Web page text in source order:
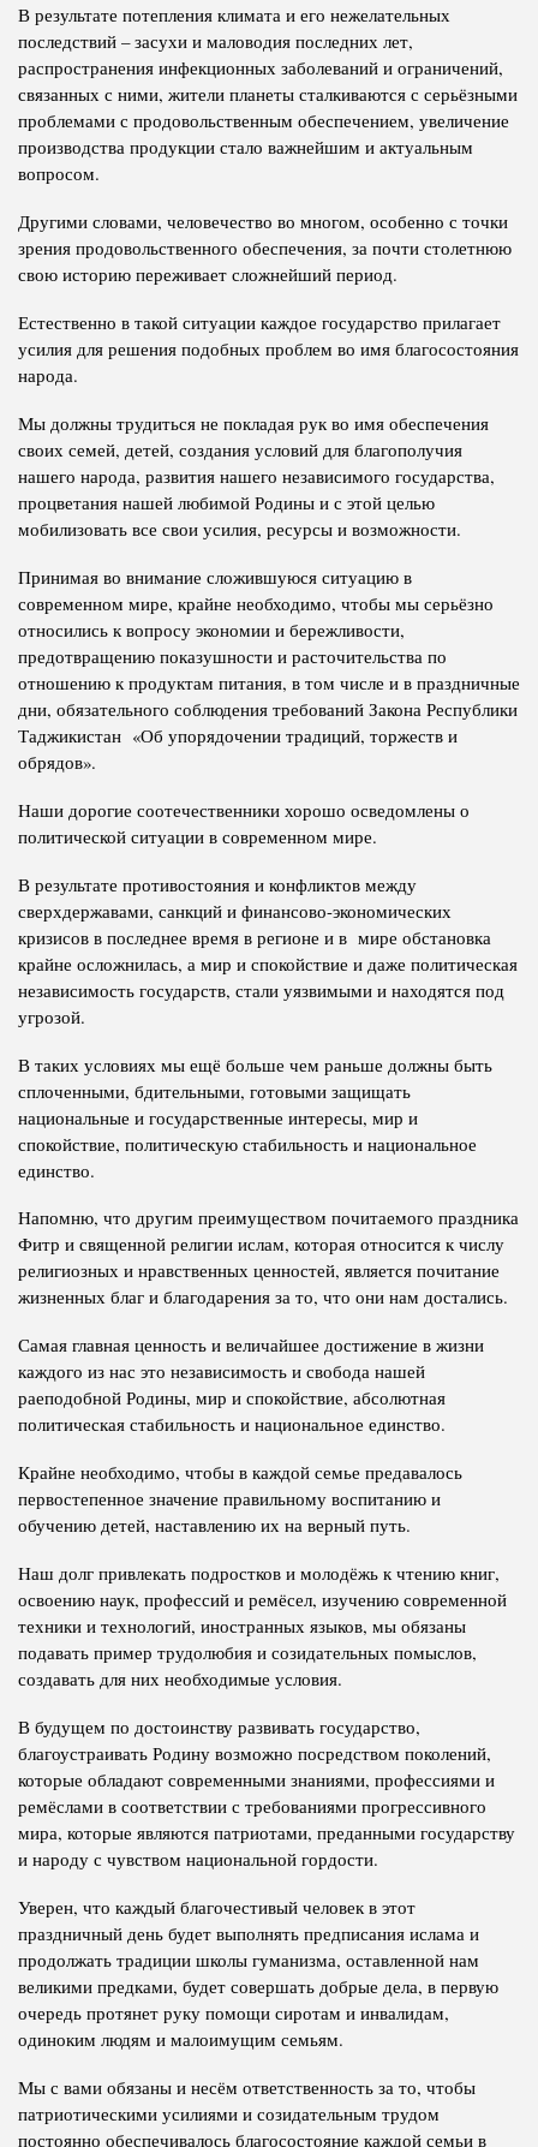
В результате потепления климата и его нежелательных
последствий – засухи и маловодия последних лет,
распространения инфекционных заболеваний и ограничений,
связанных с ними, жители планеты сталкиваются с серьёзными
проблемами с продовольственным обеспечением, увеличение
производства продукции стало важнейшим и актуальным
вопросом.
Другими словами, человечество во многом, особенно с точки
зрения продовольственного обеспечения, за почти столетнюю
свою историю переживает сложнейший период.
Естественно в такой ситуации каждое государство прилагает
усилия для решения подобных проблем во имя благосостояния
народа.
Мы должны трудиться не покладая рук во имя обеспечения
своих семей, детей, создания условий для благополучия
нашего народа, развития нашего независимого государства,
процветания нашей любимой Родины и с этой целью
мобилизовать все свои усилия, ресурсы и возможности.
Принимая во внимание сложившуюся ситуацию в
современном мире, крайне необходимо, чтобы мы серьёзно
относились к вопросу экономии и бережливости,
предотвращению показушности и расточительства по
отношению к продуктам питания, в том числе и в праздничные
дни, обязательного соблюдения требований Закона Республики
Таджикистан «Об упорядочении традиций, торжеств и
обрядов».
Наши дорогие соотечественники хорошо осведомлены о
политической ситуации в современном мире.
В результате противостояния и конфликтов между
сверхдержавами, санкций и финансово-экономических
кризисов в последнее время в регионе и в мире обстановка
крайне осложнилась, а мир и спокойствие и даже политическая
независимость государств, стали уязвимыми и находятся под
угрозой.
В таких условиях мы ещё больше чем раньше должны быть
сплоченными, бдительными, готовыми защищать
национальные и государственные интересы, мир и
спокойствие, политическую стабильность и национальное
единство.
Напомню, что другим преимуществом почитаемого праздника
Фитр и священной религии ислам, которая относится к числу
религиозных и нравственных ценностей, является почитание
жизненных благ и благодарения за то, что они нам достались.
Самая главная ценность и величайшее достижение в жизни
каждого из нас это независимость и свобода нашей
раеподобной Родины, мир и спокойствие, абсолютная
политическая стабильность и национальное единство.
Крайне необходимо, чтобы в каждой семье предавалось
первостепенное значение правильному воспитанию и
обучению детей, наставлению их на верный путь.
Наш долг привлекать подростков и молодёжь к чтению книг,
освоению наук, профессий и ремёсел, изучению современной
техники и технологий, иностранных языков, мы обязаны
подавать пример трудолюбия и созидательных помыслов,
создавать для них необходимые условия.
В будущем по достоинству развивать государство,
благоустраивать Родину возможно посредством поколений,
которые обладают современными знаниями, профессиями и
ремёслами в соответствии с требованиями прогрессивного
мира, которые являются патриотами, преданными государству
и народу с чувством национальной гордости.
Уверен, что каждый благочестивый человек в этот
праздничный день будет выполнять предписания ислама и
продолжать традиции школы гуманизма, оставленной нам
великими предками, будет совершать добрые дела, в первую
очередь протянет руку помощи сиротам и инвалидам,
одиноким людям и малоимущим семьям.
Мы с вами обязаны и несём ответственность за то, чтобы
патриотическими усилиями и созидательным трудом
постоянно обеспечивалось благосостояние каждой семьи в